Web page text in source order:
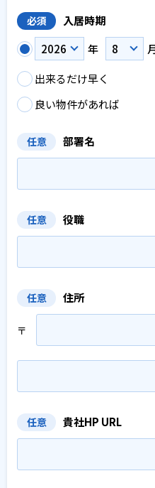
必須
入居時期
年
出来るだけ早く
良い物件があれば
任意 部署名
任意 役職
任意 住所
〒
任意 貴社HP URL